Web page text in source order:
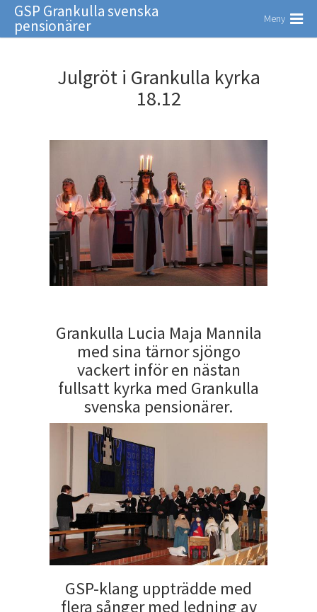
GSP Grankulla svenska
pensionärer Meny
Julgröt i Grankulla kyrka
18.12
Grankulla Lucia Maja Mannila
med sina tärnor sjöngo
vackert inför en nästan
fullsatt kyrka med Grankulla
svenska pensionärer.
GSP-klang uppträdde med
flera sånger med ledning av